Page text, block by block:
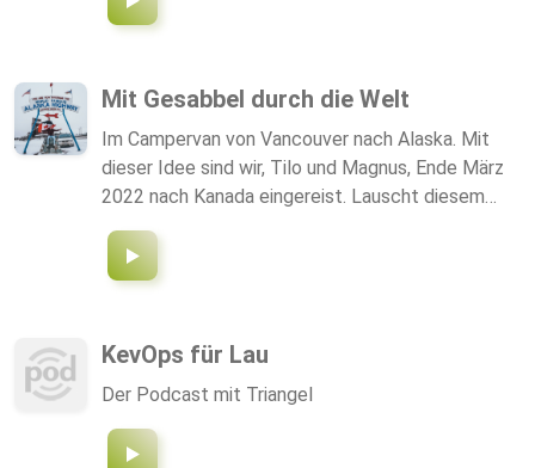
Mit Gesabbel durch die Welt
Im Campervan von Vancouver nach Alaska. Mit
dieser Idee sind wir, Tilo und Magnus, Ende März
2022 nach Kanada eingereist. Lauscht diesem
Podcast und unserem Gesabbel und wir nehmen
Euch mit auf unsere Reise; über 5.000 Kilometer
durch Kanada, den Alaska Highway entlang.
Dosenbier und dämlichen Witzen über einen
Roadtrip, der seinesgleichen sucht. Wir berichten
Euch von der Weite der kanadischen Wildnis und
der Nationalparks, der Gastfreundschaft
deutscher Ausreißer, tapsigen Bärenfamilien und
KevOps für Lau
Der Podcast mit Triangel